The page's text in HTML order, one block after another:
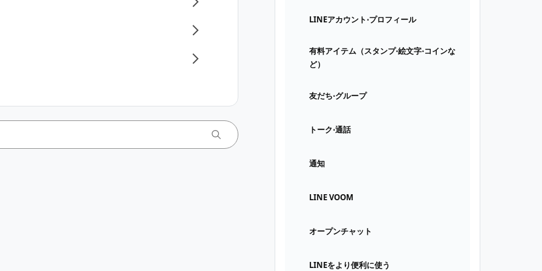
LINEアカウント⋅プロフィール
有料アイテム（スタンプ⋅絵文字⋅コインな
ど）
友だち⋅グループ
トーク⋅通話
通知
LINE VOOM
オープンチャット
LINEをより便利に使う